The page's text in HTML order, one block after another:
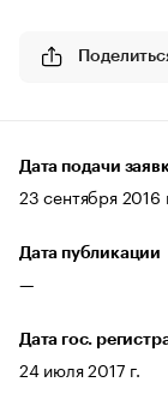
Дата подачи
23 сентября 2016
Дата публикации
—
Дата гос.
24 июля 2017 г.